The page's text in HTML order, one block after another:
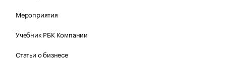
Мероприятия
Учебник РБК Компании
Статьи о бизнесе